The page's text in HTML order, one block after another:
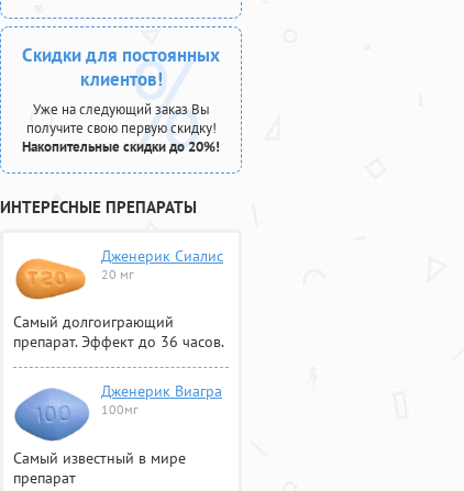
Скидки для постоянных
клиентов!
Уже на следующий заказ Вы
получите свою первую скидку!
Накопительные скидки до 20%!
ИНТЕРЕСНЫЕ ПРЕПАРАТЫ
Дженерик Сиалис
20 мг
Самый долгоиграющий
препарат. Эффект до 36 часов.
Дженерик Виагра
100мг
Самый известный в мире
препарат